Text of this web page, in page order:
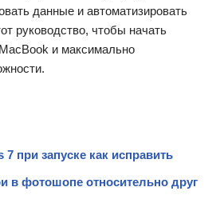
данные и автоматизировать
руководство, чтобы начать
и максимально
7 при запуске как исправить
в фотошопе относительно друг